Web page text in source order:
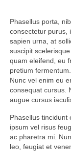
Phasellus porta,
consectetur purus,
sapien urna, at
suscipit
quam eleifend, eu
pretium
Nunc vel enim eu
consequat cursus.
augue cursus
Phasellus tincidunt
ipsum vel risus
ac pharetra mi.
leo, feugiat et